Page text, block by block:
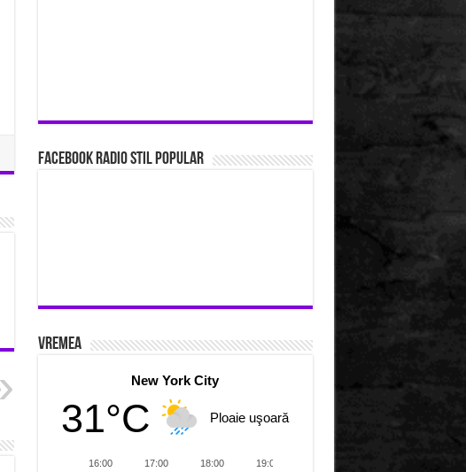
Facebook Radio Stil Popular
Vremea
New York City
31°C Ploaie uşoară
16:00 17:00 18:00 19:00